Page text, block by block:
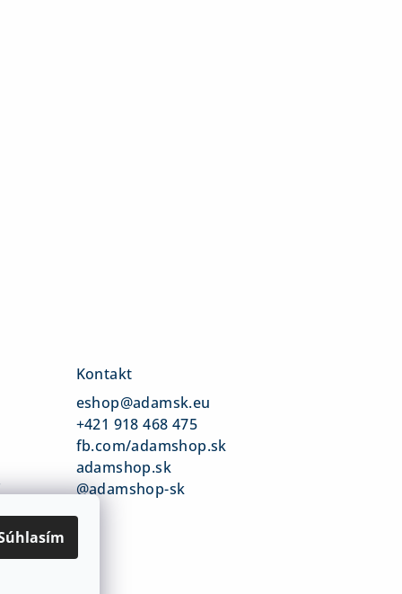
Kontakt
eshop@adamsk.eu
+421 918 468 475
fb.com/adamshop.sk
adamshop.sk
@adamshop-sk